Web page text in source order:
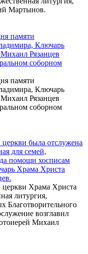
Мартынов.
памяти
Ключарь
Рязанцев
соборном
памяти
Ключарь
Рязанцев
соборном
была отслужена
для семей,
помощи хосписам
Храма Христа
церкви Храма Христа
литургия,
Благотворительного
возглавил
Михаил